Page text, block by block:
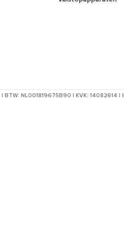
| BTW: NL001819675B90 | KVK: 14082614